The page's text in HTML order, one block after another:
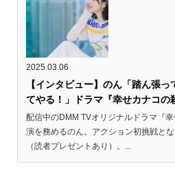
2025.03.06
【インタビュー】のん「踏ん張
てやる！」ドラマ『幸せカナコの
配信中のDMM TVオリジナルドラマ『
演を務めるのん。アクション初挑戦と
（読者プレゼントあり）。...